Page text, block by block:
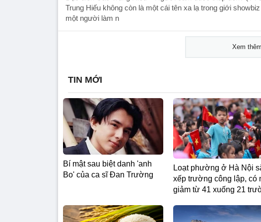
Trung Hiếu không còn là một cái tên xa lạ trong giới
một người làm n
Xem thêm
TIN MỚI
Bí mật sau biệt danh 'anh
Bo' của ca sĩ Đan Trường
Loạt phường ở Hà Nội
xếp trường công lập, có
giảm từ 41 xuống 21